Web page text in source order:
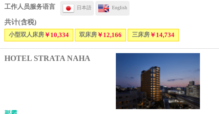
工作人员服务语言 日本語 English
共计(含税)
小型双人床房￥10,334 双床房￥12,166 三床房￥14,734
HOTEL STRATA NAHA